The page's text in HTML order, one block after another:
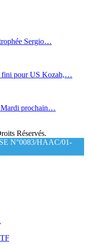
Sergio…
fini pour US Kozah,…
Mardi prochain…
Réservés.
N°0083/HAAC/01-